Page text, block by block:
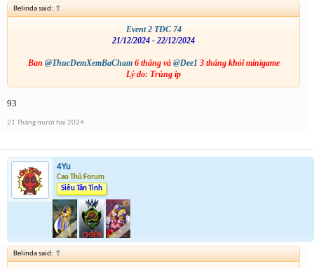
Belinda said: ↑
Event 2 TĐC 74
21/12/2024 - 22/12/2024
Ban @ThucDemXemBaCham6 tháng và @Dee1 3 tháng khỏi minigame
Lý do: Trùng ip
93
21 Tháng mười hai 2024
4Yu
Cao Thủ Forum
Siêu Tân Tinh
Belinda said: ↑